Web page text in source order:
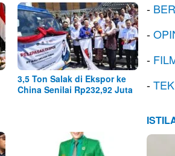
3,5 Ton Salak di Ekspor ke
China Senilai Rp232,92 Juta
-
-
-
-